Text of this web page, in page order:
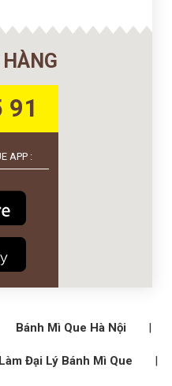
91
APP :
Bánh Mì Que Hà Nội |
Làm Đại Lý Bánh Mì Que |